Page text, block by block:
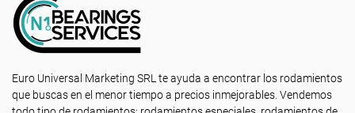
Euro Universal Marketing SRL te ayuda a encontrar los rodamientos
que buscas en el menor tiempo a precios inmejorables. Vendemos